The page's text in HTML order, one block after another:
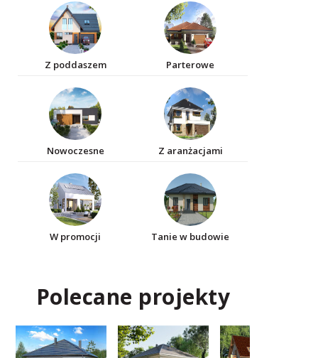
Z poddaszem Parterowe
Nowoczesne Z aranżacjami
W promocji Tanie w budowie
Polecane projekty